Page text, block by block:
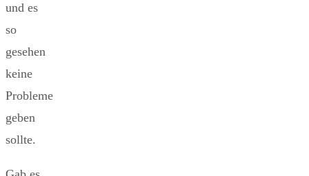
und es
so
gesehen
keine
Probleme
geben
sollte.